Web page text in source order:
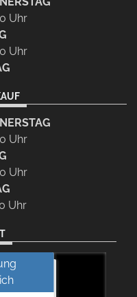
Uhr
Uhr
Uhr
Uhr
Uhr